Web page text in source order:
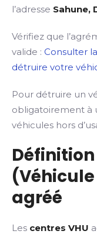
l’adresse Sahune,
Vérifiez que
valide : Consulter
détruire votre
Pour détruire un
obligatoirement à
véhicules hors
Définition
(Véhicule
agréé
Les centres VHU